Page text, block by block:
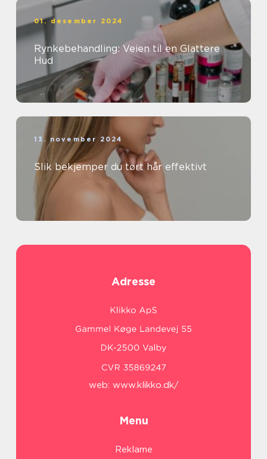
01. desember 2024
Rynkebehandling: Veien til en Glattere
Hud
13. november 2024
Slik bekjemper du tørt hår effektivt
Adresse
web: www.klikko.dk/
Menu
Reklame